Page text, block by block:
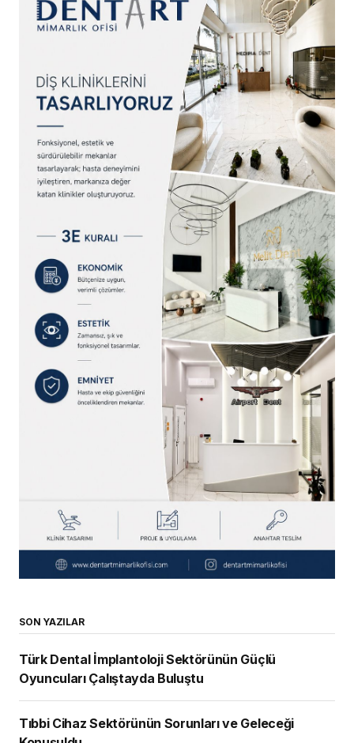
SON YAZILAR
Türk Dental İmplantoloji Sektörünün Güçlü
Oyuncuları Çalıştayda Buluştu
Tıbbi Cihaz Sektörünün Sorunları ve Geleceği